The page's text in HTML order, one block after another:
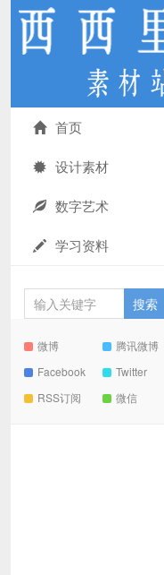
首页
设计素材
数字艺术
学习资料
微博
腾讯微博
Facebook
Twitter
RSS订阅
微信